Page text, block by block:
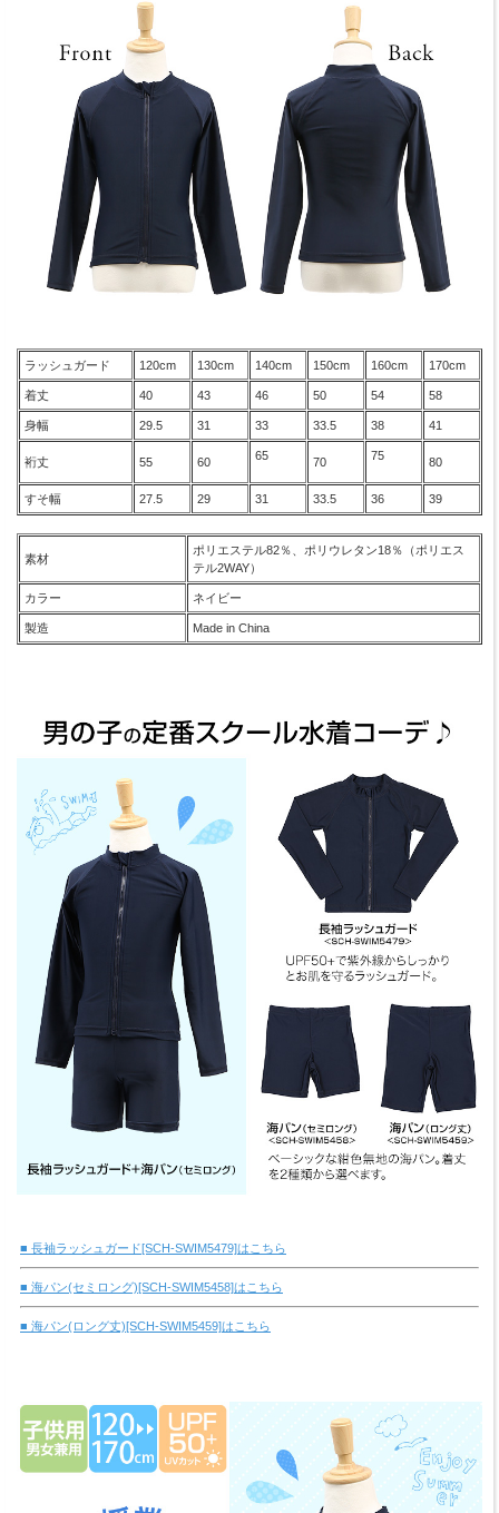
ラッシュガード 120cm 130cm 140cm 150cm 160cm 170cm
着丈 40 43 46 50 54 58
身幅 29.5 31 33 33.5 38 41
裄丈 55 60 65 70 75 80
すそ幅 27.5 29 31 33.5 36 39
素材
ポリエステル82％、ポリウレタン18％（ポリエス
テル2WAY）
カラー ネイビー
製造 Made in China
■ 長袖ラッシュガード[SCH-SWIM5479]はこちら
■ 海パン(セミロング)[SCH-SWIM5458]はこちら
■ 海パン(ロング丈)[SCH-SWIM5459]はこちら